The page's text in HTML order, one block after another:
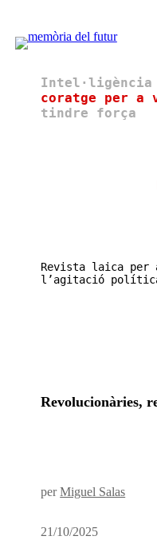
Intel·ligència
coratge per a
tindre força
Revista laica
l’agitació
Revolucionàries,
perMiguel Salas
21/10/2025